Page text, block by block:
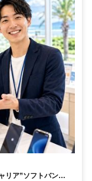
リア”ソフトバン